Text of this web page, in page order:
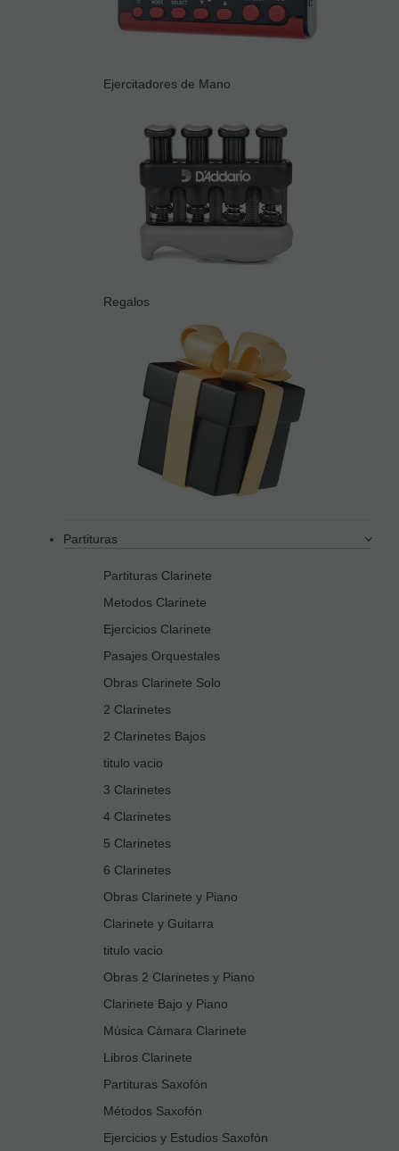
Ejercitadores de Mano
Regalos
Partituras
Partituras Clarinete
Metodos Clarinete
Ejercicios Clarinete
Pasajes Orquestales
Obras Clarinete Solo
2 Clarinetes
2 Clarinetes Bajos
titulo vacio
3 Clarinetes
4 Clarinetes
5 Clarinetes
6 Clarinetes
Obras Clarinete y Piano
Clarinete y Guitarra
titulo vacio
Obras 2 Clarinetes y Piano
Clarinete Bajo y Piano
Música Cámara Clarinete
Libros Clarinete
Partituras Saxofón
Métodos Saxofón
Ejercicios y Estudios Saxofón